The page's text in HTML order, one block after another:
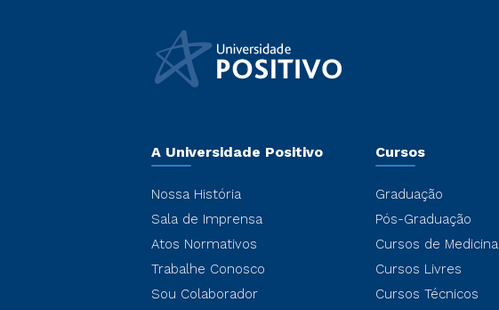
A Universidade Positivo
Nossa História
Sala de Imprensa
Atos Normativos
Trabalhe Conosco
Sou Colaborador
Cursos
Graduação
Pós-Graduação
Cursos de Medicina
Cursos Livres
Cursos Técnicos